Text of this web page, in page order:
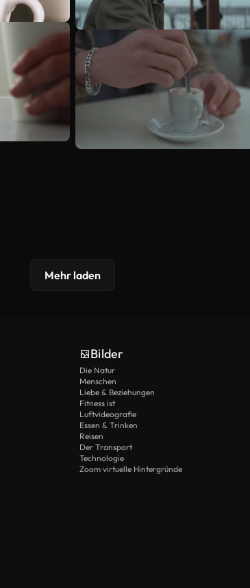
Mehr laden
Bilder
Die Natur
Menschen
Liebe & Beziehungen
Fitness ist
Luftvideografie
Essen & Trinken
Reisen
Der Transport
Technologie
Zoom virtuelle Hintergründe